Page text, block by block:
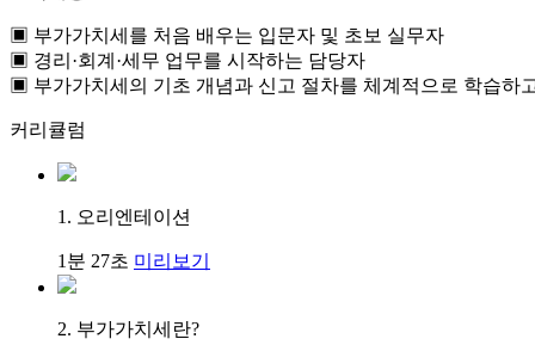
▣ 부가가치세를 처음 배우는 입문자 및 초보 실무자
▣ 경리·회계·세무 업무를 시작하는 담당자
▣ 부가가치세의 기초 개념과 신고 절차를 체계적으로 학습하
커리큘럼
1. 오리엔테이션
1분 27초 미리보기
2. 부가가치세란?